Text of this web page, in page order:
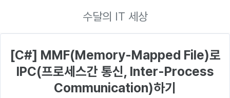
수달의 IT 세상
[C#] MMF(Memory-Mapped File)로
IPC(프로세스간 통신, Inter-Process
Communication)하기